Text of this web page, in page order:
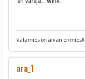
kalamies on aivan erimies!!!
ara_1